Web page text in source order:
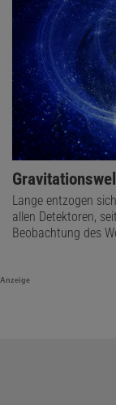
Lange entzogen
allen Detektoren,
Beobachtung des
Anzeige